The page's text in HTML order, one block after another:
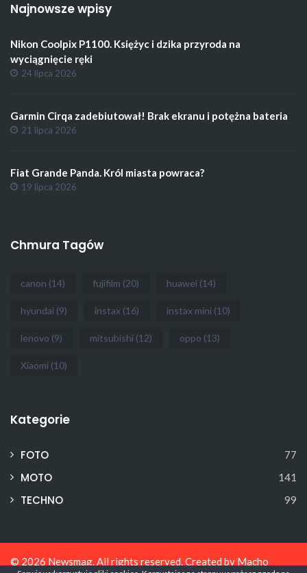
Najnowsze wpisy
Nikon Coolpix P1100. Księżyc i dzika przyroda na
wyciągnięcie ręki
24 lipca 2026
Garmin Cirqa zadebiutował! Brak ekranu i potężna bateria
21 lipca 2026
Fiat Grande Panda. Król miasta powraca?
19 lipca 2026
Chmura Tagów
canon (14) fujifilm (20) huawei (14)
hyundai (9) instax (16) instax mini (10)
lenovo (9) mitsubishi (12) oppo (13)
Xiaomi (10)
Kategorie
FOTO 77
MOTO 141
TECHNO 99
© 2026 Newsmag. All rights reserved. Created by Macho